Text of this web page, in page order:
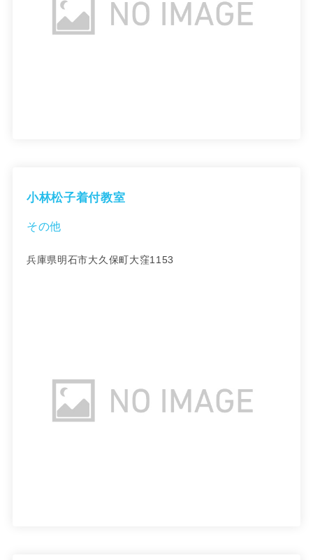
小林松子着付教室
その他
兵庫県明石市大久保町大窪1153